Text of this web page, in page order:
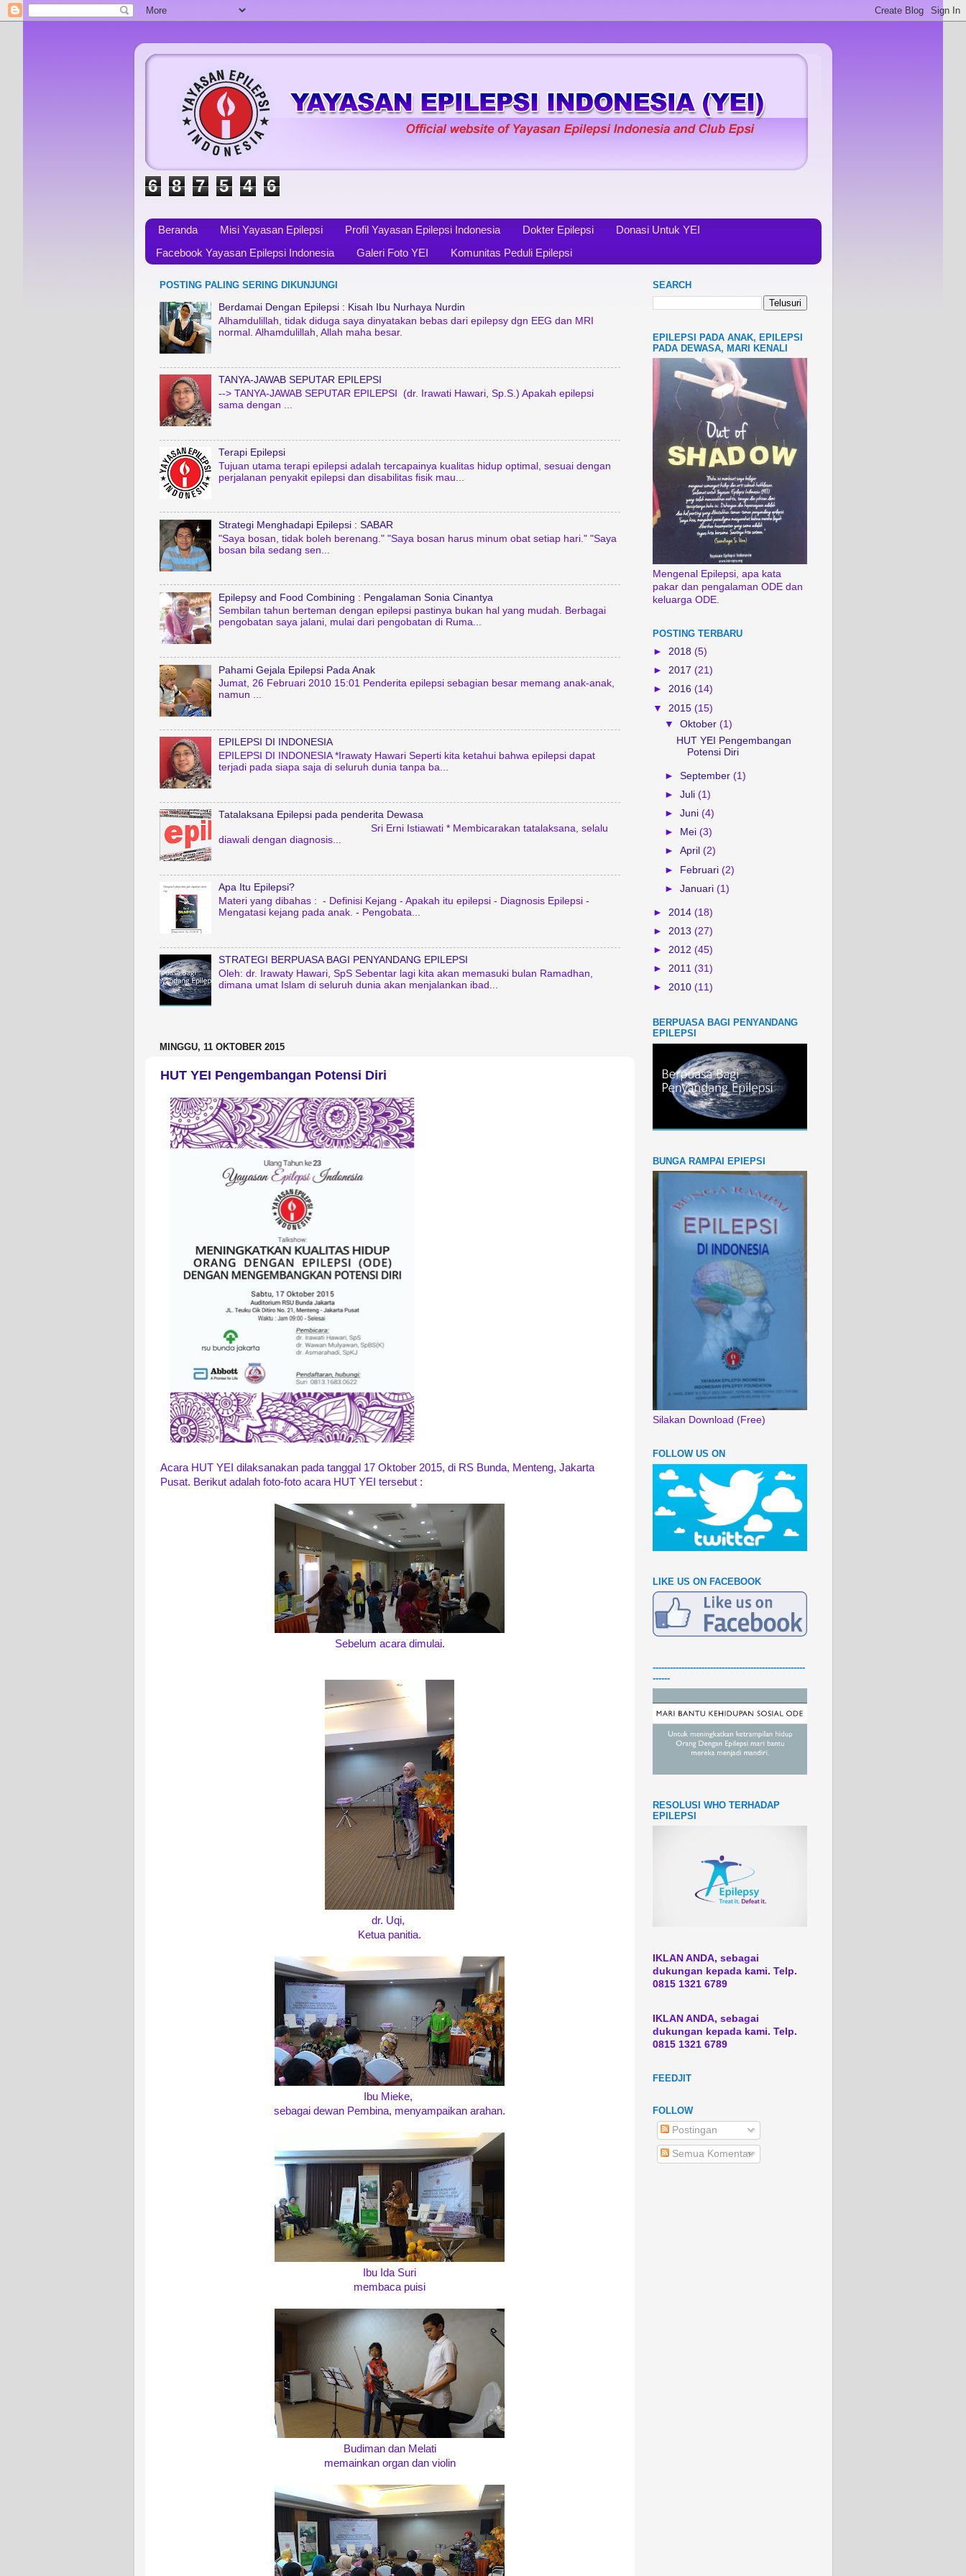
6 8 7 5 4 6
Beranda Misi Yayasan Epilepsi Profil Yayasan Epilepsi Indonesia Dokter Epilepsi
Donasi Untuk YEI
Facebook Yayasan Epilepsi Indonesia
Galeri Foto YEI Komunitas Peduli Epilepsi
POSTING PALING SERING DIKUNJUNGI
Berdamai Dengan Epilepsi : Kisah Ibu Nurhaya Nurdin
Alhamdulillah, tidak diduga saya dinyatakan bebas dari epilepsy dgn EEG dan MRI
normal. Alhamdulillah, Allah maha besar.
TANYA-JAWAB SEPUTAR EPILEPSI
--> TANYA-JAWAB SEPUTAR EPILEPSI (dr. Irawati Hawari, Sp.S.) Apakah epilepsi
sama dengan ...
Terapi Epilepsi
Tujuan utama terapi epilepsi adalah tercapainya kualitas hidup optimal, sesuai dengan
perjalanan penyakit epilepsi dan disabilitas fisik mau...
Strategi Menghadapi Epilepsi : SABAR
"Saya bosan, tidak boleh berenang." "Saya bosan harus minum obat setiap hari." "Saya
bosan bila sedang sen...
Epilepsy and Food Combining : Pengalaman Sonia Cinantya
Sembilan tahun berteman dengan epilepsi pastinya bukan hal yang mudah. Berbagai
pengobatan saya jalani, mulai dari pengobatan di Ruma...
Pahami Gejala Epilepsi Pada Anak
Jumat, 26 Februari 2010 15:01 Penderita epilepsi sebagian besar memang anak-anak,
namun ...
EPILEPSI DI INDONESIA
EPILEPSI DI INDONESIA *Irawaty Hawari Seperti kita ketahui bahwa epilepsi dapat
terjadi pada siapa saja di seluruh dunia tanpa ba...
Tatalaksana Epilepsi pada penderita Dewasa
Sri Erni Istiawati * Membicarakan tatalaksana, selalu
diawali dengan diagnosis...
Apa Itu Epilepsi?
Materi yang dibahas : - Definisi Kejang - Apakah itu epilepsi - Diagnosis Epilepsi -
Mengatasi kejang pada anak. - Pengobata...
STRATEGI BERPUASA BAGI PENYANDANG EPILEPSI
Oleh: dr. Irawaty Hawari, SpS Sebentar lagi kita akan memasuki bulan Ramadhan,
dimana umat Islam di seluruh dunia akan menjalankan ibad...
MINGGU, 11 OKTOBER 2015
HUT YEI Pengembangan Potensi Diri
Acara HUT YEI dilaksanakan pada tanggal 17 Oktober 2015, di RS Bunda, Menteng, Jakarta
Pusat. Berikut adalah foto-foto acara HUT YEI tersebut :
Sebelum acara dimulai.
dr. Uqi,
Ketua panitia.
Ibu Mieke,
sebagai dewan Pembina, menyampaikan arahan.
Ibu Ida Suri
membaca puisi
Budiman dan Melati
memainkan organ dan violin
SEARCH
EPILEPSI PADA ANAK, EPILEPSI
PADA DEWASA, MARI KENALI
Mengenal Epilepsi, apa kata
pakar dan pengalaman ODE dan
keluarga ODE.
POSTING TERBARU
► 2018 (5)
► 2017 (21)
► 2016 (14)
▼ 2015 (15)
▼ Oktober (1)
HUT YEI Pengembangan
Potensi Diri
► September (1)
► Juli (1)
► Juni (4)
►
Mei (3)
► April (2)
► Februari (2)
► Januari (1)
► 2014 (18)
► 2013 (27)
► 2012 (45)
► 2011 (31)
► 2010 (11)
BERPUASA BAGI PENYANDANG
EPILEPSI
BUNGA RAMPAI EPIEPSI
Silakan Download (Free)
FOLLOW US ON
LIKE US ON FACEBOOK
-----------------------------------------------------
------
RESOLUSI WHO TERHADAP
EPILEPSI
IKLAN ANDA, sebagai
dukungan kepada kami. Telp.
0815 1321 6789
IKLAN ANDA, sebagai
dukungan kepada kami. Telp.
0815 1321 6789
FEEDJIT
FOLLOW
Postingan
Semua Komentar